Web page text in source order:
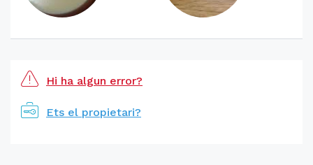
Hi ha algun error?
Ets el propietari?